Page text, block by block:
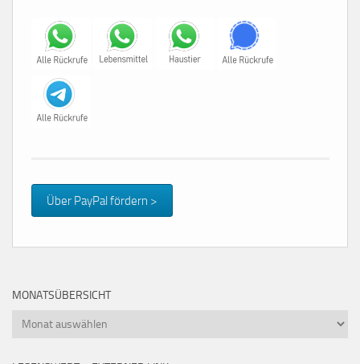
Über PayPal fördern >
MONATSÜBERSICHT
Monatsübersicht